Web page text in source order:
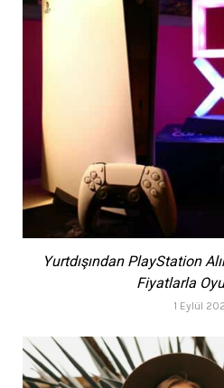
Yurtdışından PlayStation
Fiyatlarla
1 Eylül